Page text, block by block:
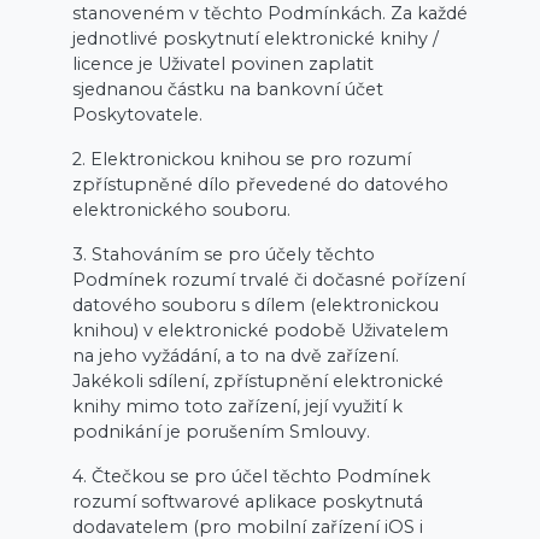
stanoveném v těchto Podmínkách. Za každé
jednotlivé poskytnutí elektronické knihy /
licence je Uživatel povinen zaplatit
sjednanou částku na bankovní účet
Poskytovatele.
2. Elektronickou knihou se pro rozumí
zpřístupněné dílo převedené do datového
elektronického souboru.
3. Stahováním se pro účely těchto
Podmínek rozumí trvalé či dočasné pořízení
datového souboru s dílem (elektronickou
knihou) v elektronické podobě Uživatelem
na jeho vyžádání, a to na dvě zařízení.
Jakékoli sdílení, zpřístupnění elektronické
knihy mimo toto zařízení, její využití k
podnikání je porušením Smlouvy.
4. Čtečkou se pro účel těchto Podmínek
rozumí softwarové aplikace poskytnutá
dodavatelem (pro mobilní zařízení iOS i